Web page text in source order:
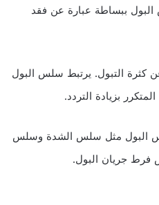
ببساطة عبارة عن فقد
التبول. يرتبط سلس البول
بزيادة التردد.
البول مثل سلس الشدة وسلس
جريان البول.